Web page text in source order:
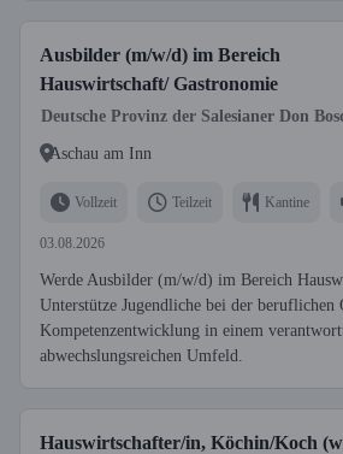
Ausbilder (m/w/d) im Bereich
Hauswirtschaft/ Gastronomie
Deutsche Provinz der Salesianer Don
Aschau am Inn
Vollzeit Teilzeit Kantine
03.08.2026
Werde Ausbilder (m/w/d) im Bereich
Unterstütze Jugendliche bei der beruflichen
Kompetenzentwicklung in einem
abwechslungsreichen Umfeld.
Hauswirtschafter/in, Köchin/Koch